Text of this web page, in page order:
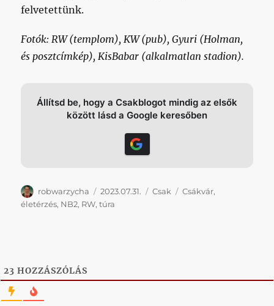
felvetettünk.
Fotók: RW (templom), KW (pub), Gyuri (Holman,
és posztcímkép), KisBabar (alkalmatlan stadion).
Állítsd be, hogy a Csakblogot mindig az elsők
között lásd a Google keresőben
Szerző
robwarzycha Közzétéve
2023.07.31. Kategória
Csak Címke
Csákvár,
életérzés, NB2, RW,túra
23 HOZZÁSZÓLÁS